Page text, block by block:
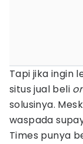
Tapi jika ingin
situs jual beli
solusinya.
waspada
Times punya